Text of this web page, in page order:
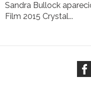
Sandra Bullock
Film 2015 Crystal...